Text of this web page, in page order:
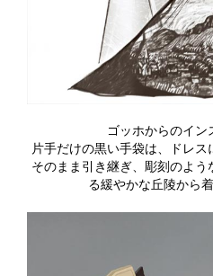
ゴッホからのイン
片手だけの黒い手袋は、ドレ
そのまま引き継ぎ、彫刻のよ
る緩やかな丘陵から